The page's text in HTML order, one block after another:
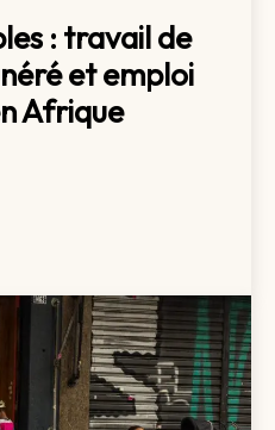
: travail de
et emploi
Afrique